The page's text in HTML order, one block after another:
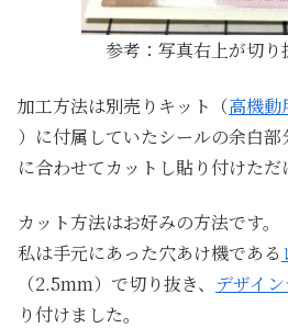
参考：写真右上が切り
加工方法は別売りキット（高機動
）に付属していたシールの余白
に合わせてカットし貼り付けただ
カット方法はお好みの方法です。
私は手元にあった穴あけ機である
（2.5mm）で切り抜き、 デザイ
り付けました。